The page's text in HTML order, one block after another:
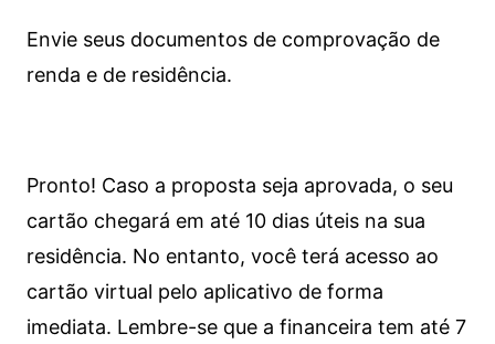
Envie seus documentos de comprovação de
renda e de residência.
Pronto! Caso a proposta seja aprovada, o seu
cartão chegará em até 10 dias úteis na sua
residência. No entanto, você terá acesso ao
cartão virtual pelo aplicativo de forma
imediata. Lembre-se que a financeira tem até 7